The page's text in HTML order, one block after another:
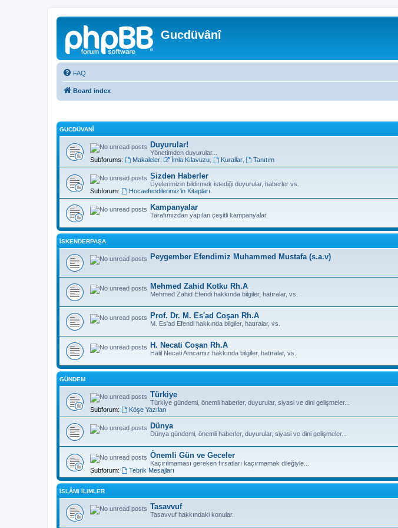
Gucdüvânî
FAQ
Board index
GUCDÜVANÎ
Duyurular!
Yönetimden duyurular...
Subforums:
Makaleler, İmla Kılavuzu, Kurallar, Tanıtım
Sizden Haberler
Üyelerimizin bildirmek istediği duyurular, haberler vs.
Subforum:
Hocaefendilerimiz'in Kitapları
Kampanyalar
Tarafımızdan yapılan çeşitli kampanyalar.
İSKENDERPAŞA
Peygember Efendimiz Muhammed Mustafa (s.a.v)
Mehmed Zahid Kotku Rh.A
Mehmed Zahid Efendi hakkında bilgiler, hatıralar, vs.
Prof. Dr. M. Es'ad Coşan Rh.A
M. Es'ad Efendi hakkında bilgiler, hatıralar, vs.
H. Necati Coşan Rh.A
Halil Necati Amcamız hakkında bilgiler, hatıralar, vs.
GÜNDEM
Türkiye
Türkiye gündemi, önemli haberler, duyurular, siyasi ve dini gelişmeler...
Subforum:
Köşe Yazıları
Dünya
Dünya gündemi, önemli haberler, duyurular, siyasi ve dini gelişmeler...
Önemli Gün ve Geceler
Kaçırılmaması gereken fırsatları kaçırmamak dileğiyle...
Subforum:
Tebrik Mesajları
İSLÂMI İLIMLER
Tasavvuf
Tasavvuf hakkındaki konular.